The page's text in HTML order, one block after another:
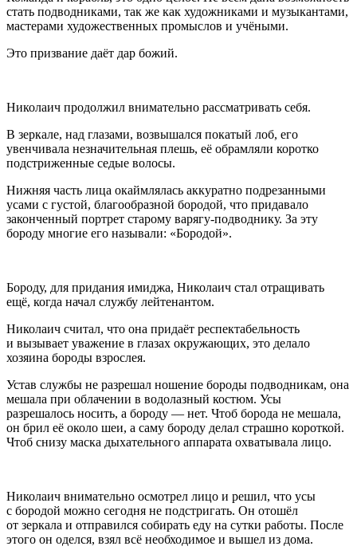
стать подводниками, так же как художниками и музыкантами,
мастерами художественных промыслов и учёными.
Это призвание даёт дар божий.
Николаич продолжил внимательно рассматривать себя.
В зеркале, над глазами, возвышался покатый лоб, его
увенчивала незначительная плешь, её обрамляли коротко
подстриженные седые волосы.
Нижняя часть лица окаймлялась аккуратно подрезанными
усами с густой, благообразной бородой, что придавало
законченный портрет старому варягу-подводнику. За эту
бороду многие его называли: «Бородой».
Бороду, для придания имиджа, Николаич стал отращивать
ещё, когда начал службу лейтенантом.
Николаич считал, что она придаёт респектабельность
и вызывает уважение в глазах окружающих, это делало
хозяина бороды взрослея.
Устав службы не разрешал ношение бороды подводникам, она
мешала при облачении в водолазный костюм. Усы
разрешалось носить, а бороду — нет. Чтоб борода не мешала,
он брил её около шеи, а саму бороду делал страшно короткой.
Чтоб снизу маска дыхательного аппарата охватывала лицо.
Николаич внимательно осмотрел лицо и решил, что усы
с бородой можно сегодня не подстригать. Он отошёл
от зеркала и отправился собирать еду на сутки работы. После
этого он оделся, взял всё необходимое и вышел из дома.